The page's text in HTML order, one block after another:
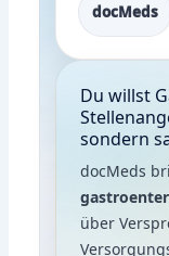
docMeds
Du willst
sondern
docMeds
über